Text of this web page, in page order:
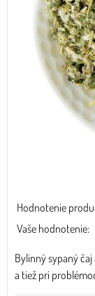
Hodnotenie
Vaše hodnotenie:
Bylinný sypaný
a tiež pri